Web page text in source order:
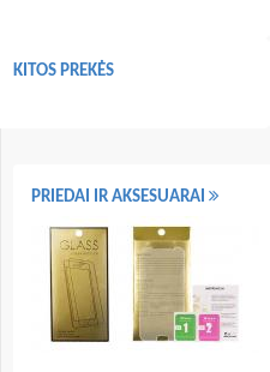
KITOS PREKĖS
PRIEDAI IR AKSESUARAI